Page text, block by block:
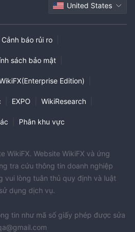
United States
Cảnh báo rủi ro
sách bảo mật
Edition)
EXPO WikiResearch
Phân khu vực
WikiFX. Website WikiFX và ứng
tra cứu thông tin doanh nghiệp
vui lòng tuân thủ quy định và luật
dụng dịch vụ.
tin như mã số giấy phép được sửa